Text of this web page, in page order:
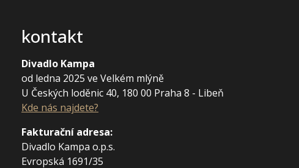
kontakt
Divadlo Kampa
od ledna 2025 ve Velkém mlýně
U Českých loděnic 40, 180 00 Praha 8 - Libeň
Kde nás najdete?
Fakturační adresa:
Divadlo Kampa o.p.s.
Evropská 1691/35